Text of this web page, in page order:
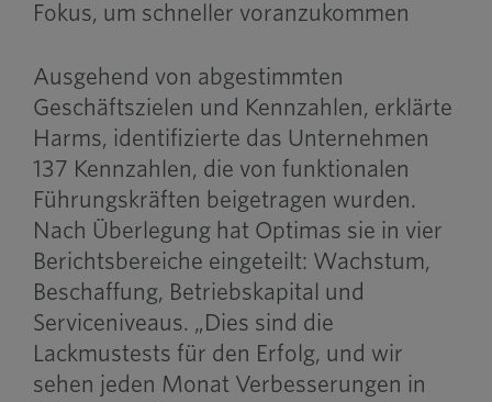
Fokus, um schneller voranzukommen
Ausgehend von abgestimmten
Geschäftszielen und Kennzahlen, erklärte
Harms, identifizierte das Unternehmen
137 Kennzahlen, die von funktionalen
Führungskräften beigetragen wurden.
Nach Überlegung hat Optimas sie in vier
Berichtsbereiche eingeteilt: Wachstum,
Beschaffung, Betriebskapital und
Serviceniveaus. „Dies sind die
Lackmustests für den Erfolg, und wir
sehen jeden Monat Verbesserungen in